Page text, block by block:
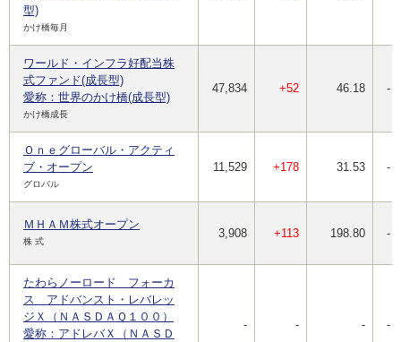
型)
かけ橋毎月
ワールド・インフラ好配当株
式ファンド(成長型)
愛称：世界のかけ橋(成長型)
かけ橋成長
47,834 +52 46.18 -
Ｏｎｅグローバル・アクティ
ブ・オープン
グロバル
11,529 +178 31.53 -
ＭＨＡＭ株式オープン
株 式
3,908 +113 198.80 -
たわらノーロード フォーカ
ス アドバンスト・レバレッ
ジＸ（ＮＡＳＤＡＱ１００）
愛称：アドレバＸ（ＮＡＳＤ
- - - -